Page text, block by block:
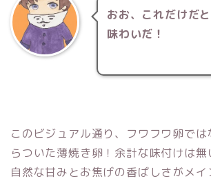
おお、これだけだ
味わいだ！
このビジュアル通り、フワフワ卵で
らついた薄焼き卵！ 余計な味付けは無
自然な甘みとお焦げの香ばしさがメイ